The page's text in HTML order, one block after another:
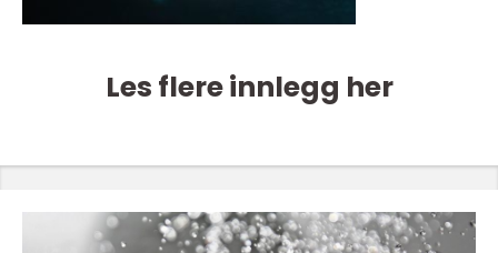
Les flere innlegg her